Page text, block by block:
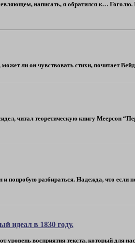
написать, я обратился к… Гоголю.
ли он чувствовать стихи, почитает
читал теоретическую книгу Меерсон
и попробую разбираться. Надежда, что если
идеал в 1830 году.
уровень восприятия текста, который для